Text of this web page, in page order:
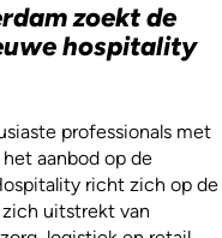
zoekt de
hospitality
professionals met
aanbod op de
richt zich op de
uitstrekt van